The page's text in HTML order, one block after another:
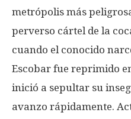
metrópolis más
perverso cártel de la
cuando el conocido
Escobar fue reprimido
inició a sepultar su
avanzo rápidamente.